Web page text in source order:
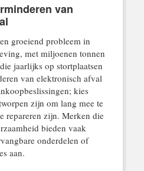
van
groeiend probleem in
met miljoenen tonnen
jaarlijks op stortplaatsen
van elektronisch afval
kies
zijn om lang mee te
repareren zijn. Merken die
bieden vaak
onderdelen of
aan.